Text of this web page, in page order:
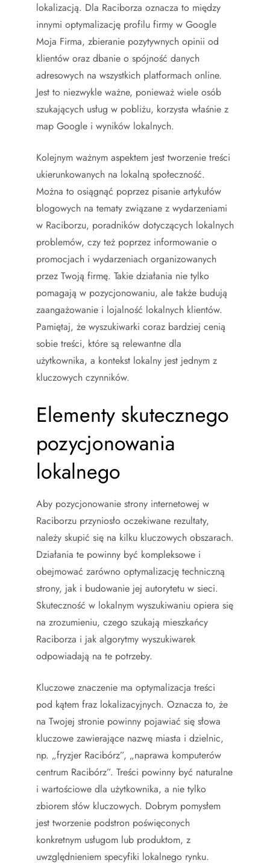
lokalizacją. Dla Raciborza oznacza to między
innymi optymalizację profilu firmy w Google
Moja Firma, zbieranie pozytywnych opinii od
klientów oraz dbanie o spójność danych
adresowych na wszystkich platformach online.
Jest to niezwykle ważne, ponieważ wiele osób
szukających usług w pobliżu, korzysta właśnie z
map Google i wyników lokalnych.
Kolejnym ważnym aspektem jest tworzenie treści
ukierunkowanych na lokalną społeczność.
Można to osiągnąć poprzez pisanie artykułów
blogowych na tematy związane z wydarzeniami
w Raciborzu, poradników dotyczących lokalnych
problemów, czy też poprzez informowanie o
promocjach i wydarzeniach organizowanych
przez Twoją firmę. Takie działania nie tylko
pomagają w pozycjonowaniu, ale także budują
zaangażowanie i lojalność lokalnych klientów.
Pamiętaj, że wyszukiwarki coraz bardziej cenią
sobie treści, które są relewantne dla
użytkownika, a kontekst lokalny jest jednym z
kluczowych czynników.
Elementy skutecznego
pozycjonowania
lokalnego
Aby pozycjonowanie strony internetowej w
Raciborzu przyniosło oczekiwane rezultaty,
należy skupić się na kilku kluczowych obszarach.
Działania te powinny być kompleksowe i
obejmować zarówno optymalizację techniczną
strony, jak i budowanie jej autorytetu w sieci.
Skuteczność w lokalnym wyszukiwaniu opiera się
na zrozumieniu, czego szukają mieszkańcy
Raciborza i jak algorytmy wyszukiwarek
odpowiadają na te potrzeby.
Kluczowe znaczenie ma optymalizacja treści
pod kątem fraz lokalizacyjnych. Oznacza to, że
na Twojej stronie powinny pojawiać się słowa
kluczowe zawierające nazwę miasta i dzielnic,
np. „fryzjer Racibórz”, „naprawa komputerów
centrum Racibórz”. Treści powinny być naturalne
i wartościowe dla użytkownika, a nie tylko
zbiorem słów kluczowych. Dobrym pomysłem
jest tworzenie podstron poświęconych
konkretnym usługom lub produktom, z
uwzględnieniem specyfiki lokalnego rynku.